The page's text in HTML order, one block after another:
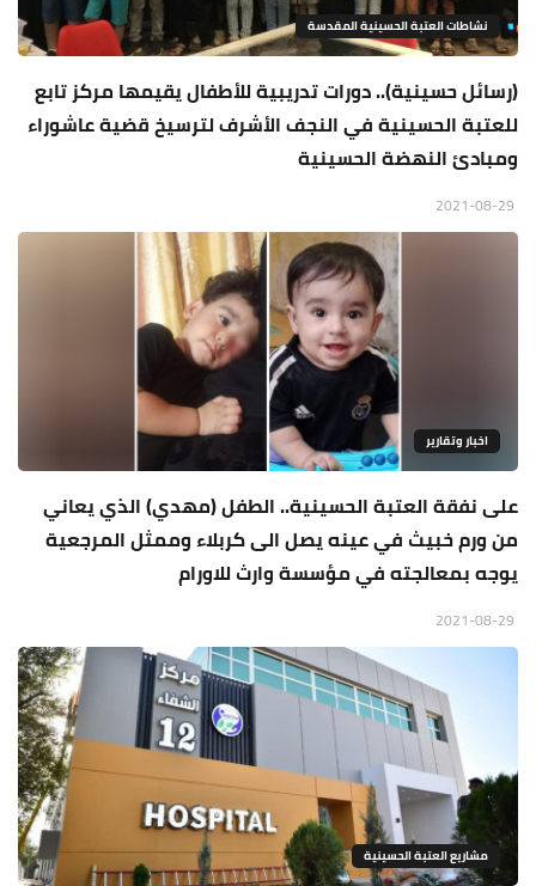
نشاطات العتبة الحسينية المقدسة
(رسائل حسينية).. دورات تدريبية للأطفال يقيمها مركز تابع
للعتبة الحسينية في النجف الأشرف لترسيخ قضية عاشوراء
ومبادئ النهضة الحسينية
اخبار وتقارير
على نفقة العتبة الحسينية.. الطفل (مهدي) الذي يعاني
من ورم خبيث في عينه يصل الى كربلاء وممثل المرجعية
يوجه بمعالجته في مؤسسة وارث للاورام
مشاريع العتبة الحسينية